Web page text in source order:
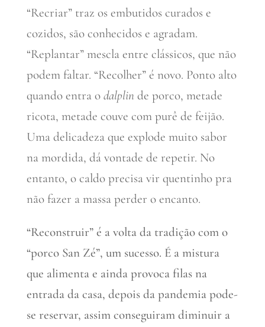
“Recriar” traz os embutidos curados e
cozidos, são conhecidos e agradam.
“Replantar” mescla entre clássicos, que não
podem faltar. “Recolher” é novo. Ponto alto
quando entra o dalplin de porco, metade
ricota, metade couve com purê de feijão.
Uma delicadeza que explode muito sabor
na mordida, dá vontade de repetir. No
entanto, o caldo precisa vir quentinho pra
não fazer a massa perder o encanto.
“Reconstruir” é a volta da tradição com o
“porco San Zé”, um sucesso. É a mistura
que alimenta e ainda provoca filas na
entrada da casa, depois da pandemia pode-
se reservar, assim conseguiram diminuir a